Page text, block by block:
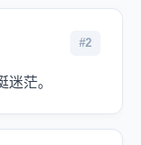
#2
茫。